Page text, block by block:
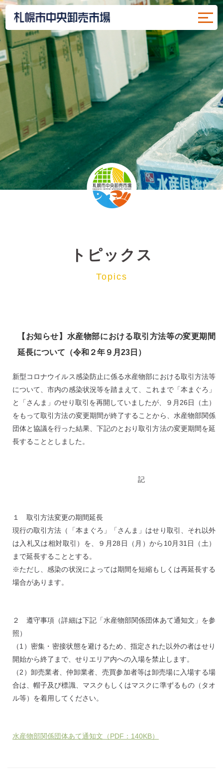
トピックス
Topics
【お知らせ】水産物部における取引方法等の変更期間
延長について（令和２年９月23日）
新型コロナウイルス感染防止に係る水産物部における取引方法等
について、市内の感染状況等を踏まえて、これまで「本まぐろ」
と「さんま」のせり取引を再開していましたが、９月26日（土）
をもって取引方法の変更期間が終了することから、水産物部関係
団体と協議を行った結果、下記のとおり取引方法の変更期間を延
長することとしました。
記
１ 取引方法変更の期間延長
現行の取引方法（「本まぐろ」「さんま」はせり取引、それ以外
は入札又は相対取引）を、９月28日（月）から10月31日（土）
まで延長することとする。
※ただし、感染の状況によっては期間を短縮もしくは再延長する
場合があります。
２ 遵守事項（詳細は下記「水産物部関係団体あて通知文」を参
照）
（1）密集・密接状態を避けるため、指定された以外の者はせり
開始から終了まで、せりエリア内への入場を禁止します。
（2）卸売業者、仲卸業者、売買参加者等は卸売場に入場する場
合は、帽子及び標識、マスクもしくはマスクに準ずるもの（タオ
ル等）を着用してください。
水産物部関係団体あて通知文（PDF：140KB）